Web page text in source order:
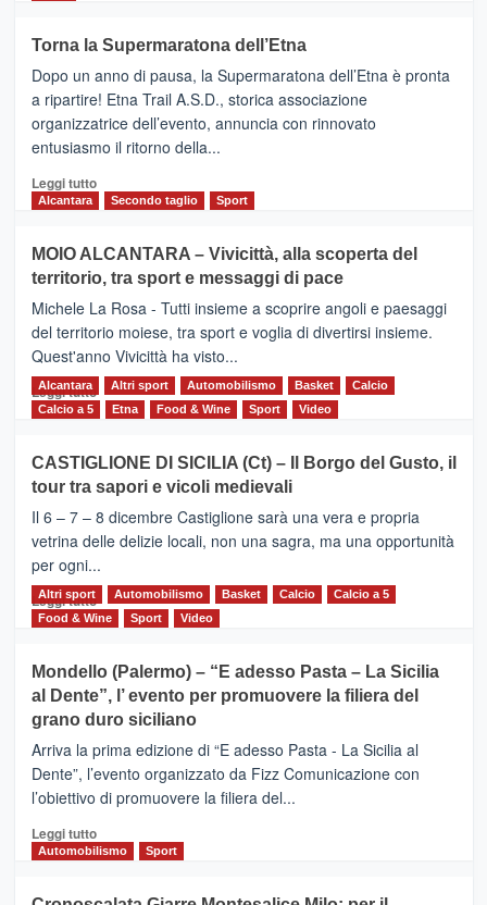
BROOKS
SuperMaratona
dell’Etna,
presentata
l’edizione
2026
Torna la Supermaratona dell’Etna
Dopo un anno di pausa, la Supermaratona dell’Etna è pronta
a ripartire! Etna Trail A.S.D., storica associazione
organizzatrice dell’evento, annuncia con rinnovato
entusiasmo il ritorno della...
Leggi tuttoLeggi
Torna
la
Supermaratona
dell’Etna
Alcantara Secondo taglio Sport
MOIO ALCANTARA – Vivicittà, alla scoperta del
territorio, tra sport e messaggi di pace
Michele La Rosa - Tutti insieme a scoprire angoli e paesaggi
del territorio moiese, tra sport e voglia di divertirsi insieme.
Quest'anno Vivicittà ha visto...
Leggi tutto Leggi
MOIO
ALCANTARA
–
Vivicittà,
alla
scoperta
del
territorio,
e
messaggi
di
Alcantara Altri sport Automobilismo Basket
Calcio
Calcio a 5
Etna Food & Wine Sport Video
CASTIGLIONE DI SICILIA (Ct) – Il Borgo del Gusto, il
tour tra sapori e vicoli medievali
Il 6 – 7 – 8 dicembre Castiglione sarà una vera e propria
vetrina delle delizie locali, non una sagra, ma una opportunità
per ogni...
Leggi tuttoLeggi
di
CASTIGLIONE
DI
SICILIA
(Ct)
–
Il
Borgo
Gusto,
il
Altri sport Automobilismo Basket Calcio
Calcio a 5
Food & Wine
Sport Video
Mondello (Palermo) – “E adesso Pasta – La Sicilia
al Dente”, l’ evento per promuovere la filiera del
grano duro siciliano
Arriva la prima edizione di “E adesso Pasta - La Sicilia al
Dente”, l’evento organizzato da Fizz Comunicazione con
l’obiettivo di promuovere la filiera del...
Leggi tuttoLeggi
di
Automobilismo Sport